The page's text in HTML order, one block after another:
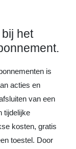
het
is
acties en
van een
tijdelijke
kosten, gratis
toestel. Door